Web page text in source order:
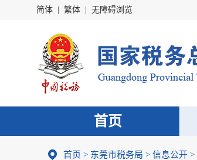
简体 繁体 无障碍浏览
首页
首页 > 东莞市税务局 > 信息公开 >